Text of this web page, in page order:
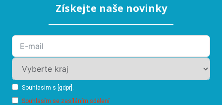
Získejte naše novinky
Souhlasím s [gdpr].
Souhlasím se zasíláním sdělení